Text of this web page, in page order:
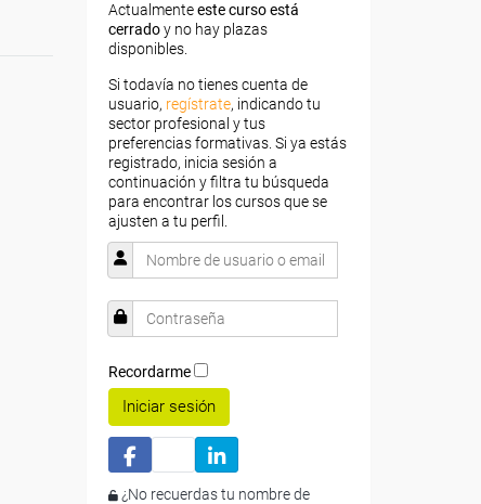
Actualmenteeste curso está
cerradoy no hay plazas
disponibles.
Si todavía no tienes cuenta de
usuario, regístrate, indicando tu
sector profesional y tus
preferencias formativas. Si ya estás
registrado, inicia sesión a
continuación y filtra tu búsqueda
para encontrar los cursos que se
ajusten a tu perfil.
Recordarme
Iniciar sesión
¿No recuerdas tu nombre de